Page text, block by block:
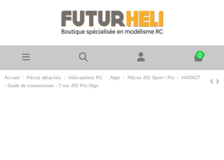
0
Accueil Pièces détachés Hélicoptères RC Align Pièces 450 Sport / Pro
H45042T
- Guide de transmission - T-rex 450 Pro Align